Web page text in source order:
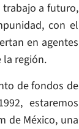
trabajo a futuro,
con el
en agentes
la región.
de fondos de
estaremos
de México, una